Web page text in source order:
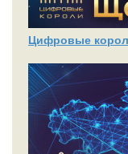
Цифровые